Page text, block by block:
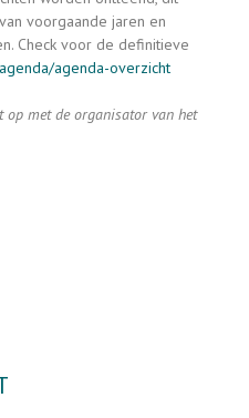
voorgaande jaren en
Check voor de definitieve
agenda-overzicht
met de organisator van het